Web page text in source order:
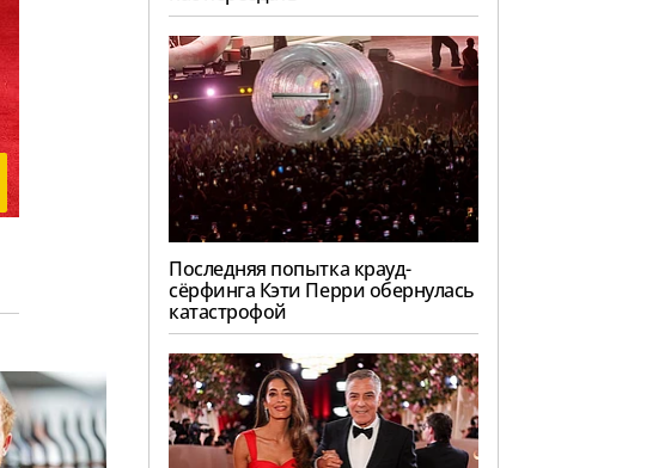
Последняя попытка крауд-
сёрфинга Кэти Перри обернулась
катастрофой